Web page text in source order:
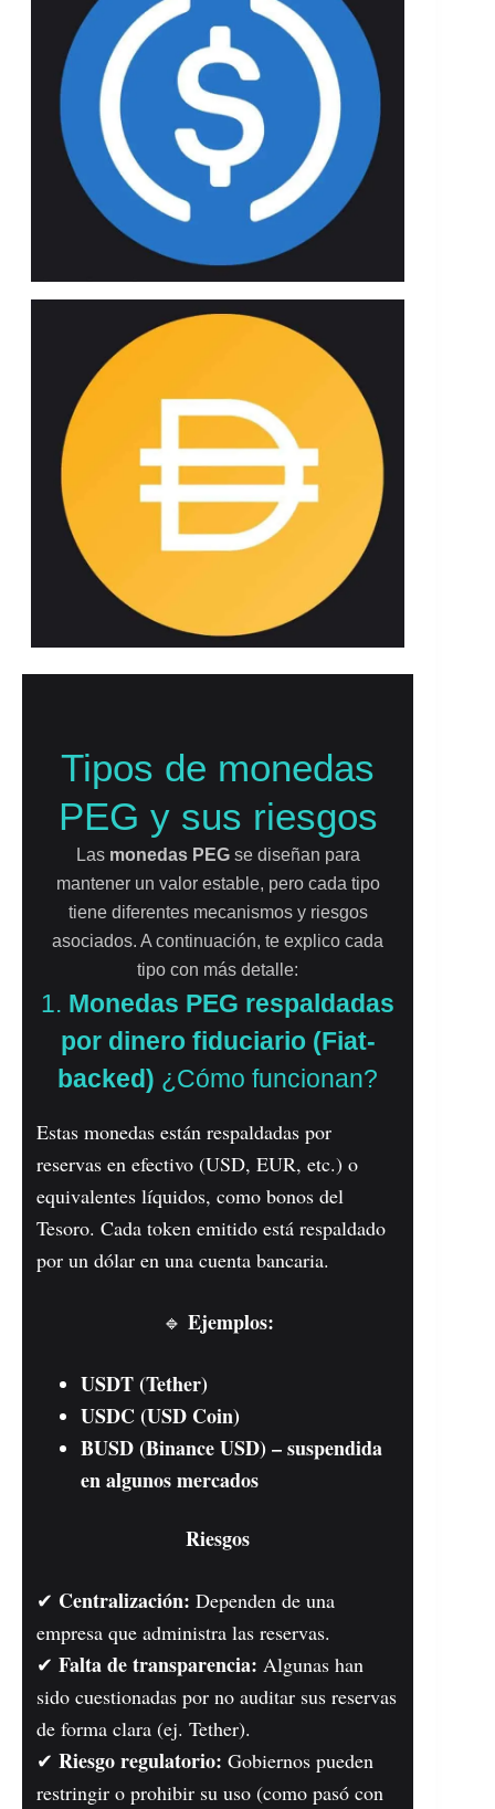
Tipos de monedas
PEG y sus riesgos
Las monedas PEGse diseñan para
mantener un valor estable, pero cada tipo
tiene diferentes mecanismos y riesgos
asociados. A continuación, te explico cada
tipo con más detalle:
1. Monedas PEG respaldadas
por dinero fiduciario (Fiat-
backed) ¿Cómo funcionan?
Estas monedas están respaldadas por
reservas en efectivo (USD, EUR, etc.) o
equivalentes líquidos, como bonos del
Tesoro. Cada token emitido está respaldado
por un dólar en una cuenta bancaria.
🔹 Ejemplos:
USDT (Tether)
USDC (USD Coin)
BUSD (Binance USD) – suspendida
en algunos mercados
Riesgos
✔ Centralización: Dependen de una
empresa que administra las reservas.
✔Falta de transparencia: Algunas han
sido cuestionadas por no auditar sus reservas
de forma clara (ej. Tether).
✔Riesgo regulatorio: Gobiernos pueden
restringir o prohibir su uso (como pasó con